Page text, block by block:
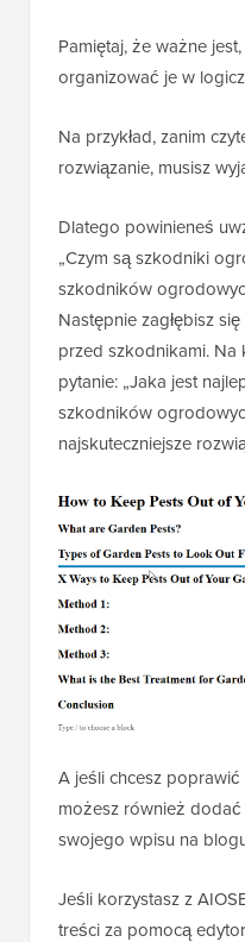
Pamiętaj, że ważne
organizować je w
Na przykład, zanim
rozwiązanie, musisz
Dlatego powinieneś
„Czym są szkodniki
szkodników
Następnie zagłębisz
przed szkodnikami.
pytanie: „Jaka jest
szkodników
najskuteczniejsze
A jeśli chcesz
możesz również dodać
swojego wpisu na
Jeśli korzystasz z
treści za pomocą